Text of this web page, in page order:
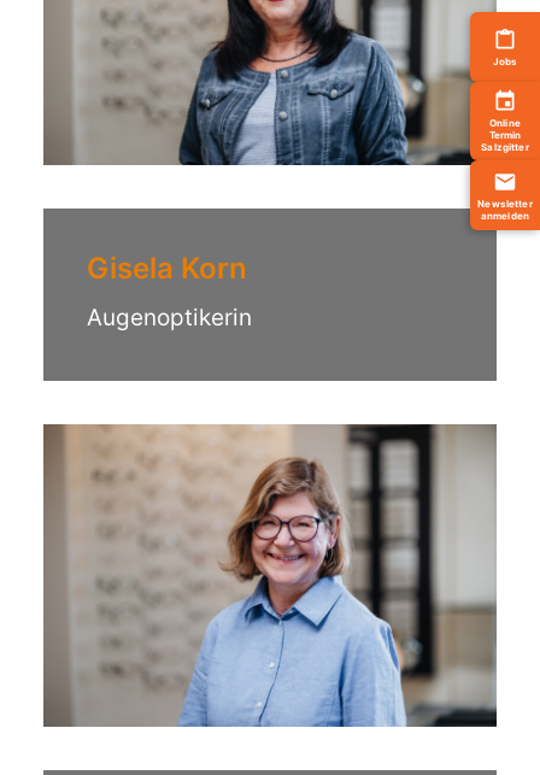
Gisela Korn
Augenoptikerin
Jobs
Online
Termin
Salzgitter
Newsletter
anmelden